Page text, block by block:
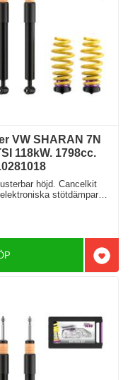
VW SHARAN 7N
118kW. 1798cc.
höjd. Cancelkit
stötdämpare
Lägg